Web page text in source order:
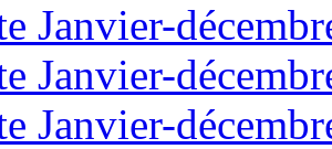
Janvier-
Janvier-
Janvier-